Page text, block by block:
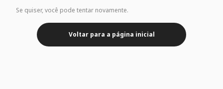
Se quiser, você pode tentar novamente.
Voltar para a página inicial